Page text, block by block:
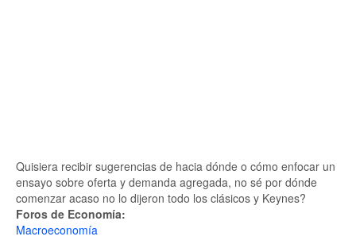
Quisiera recibir sugerencias de hacia dónde o cómo enfocar un
ensayo sobre oferta y demanda agregada, no sé por dónde
comenzar acaso no lo dijeron todo los clásicos y Keynes?
Foros de Economía:
Macroeconomía